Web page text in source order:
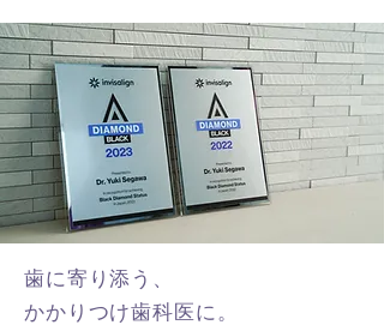
歯に寄り添う、
かかりつけ歯科医に。